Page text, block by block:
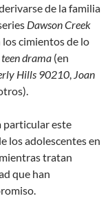
de la familia
Dawson Creek
cimientos de lo
teen drama (en
Hills 90210, Joan
particular este
los adolescentes en
tratan
que han